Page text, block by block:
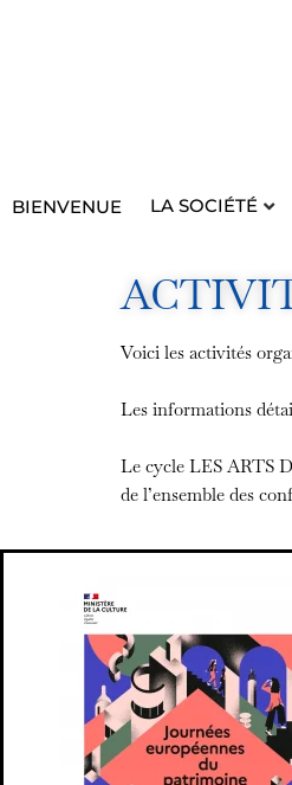
BIENVENUE LA SOCIÉTÉ
Voici les activités
Les informations
Le cycle LES ARTS
de l’ensemble des